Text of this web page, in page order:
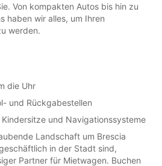
Von kompakten Autos bis hin zu
haben wir alles, um Ihren
werden.
die Uhr
und Rückgabestellen
und Navigationssysteme
Landschaft um Brescia
in der Stadt sind,
Partner für Mietwagen. Buchen